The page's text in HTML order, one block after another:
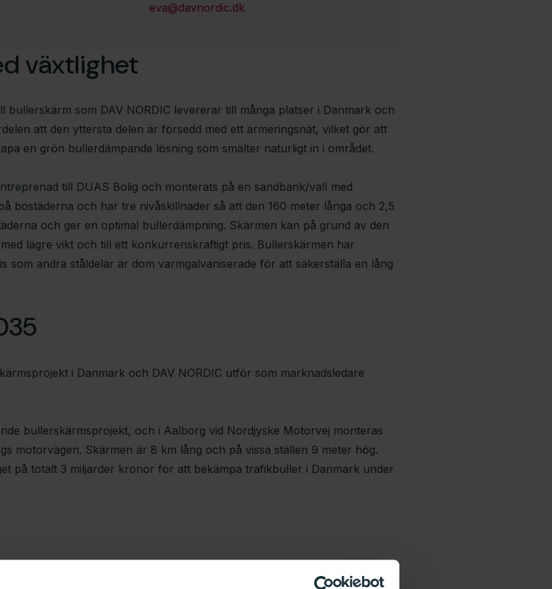
eva@davnordic.dk
växtlighet
bullerskärm som DAV NORDIC levererar till många platser i Danmark och
att den yttersta delen är försedd med ett armeringsnät, vilket gör att
en grön bullerdämpande lösning som smälter naturligt in i området.
till DUAS Bolig och monterats på en sandbank/vall med
bostäderna och har tre nivåskillnader så att den 160 meter långa och 2,5
och ger en optimal bullerdämpning. Skärmen kan på grund av den
lägre vikt och till ett konkurrenskraftigt pris. Bullerskärmen har
som andra ståldelar är dom varmgalvaniserade för att säkerställa en lång
i Danmark och DAV NORDIC utför som marknadsledare
bullerskärmsprojekt, och i Aalborg vid Nordjyske Motorvej monteras
motorvägen. Skärmen är 8 km lång och på vissa ställen 9 meter hög.
på totalt 3 miljarder kronor för att bekämpa trafikbuller i Danmark under